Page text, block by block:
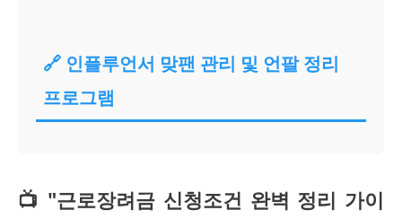
🔗 인플루언서 맞팬 관리 및 언팔 정리
프로그램
📺 "근로장려금 신청조건 완벽 정리 가이